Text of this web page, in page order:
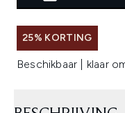
25% KORTING
Beschikbaar | klaar